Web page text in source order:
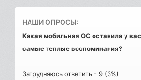
НАШИ ОПРОСЫ:
Какая мобильная ОС оставила у вас
самые теплые воспоминания?
Затрудняюсь ответить - 9 (3%)